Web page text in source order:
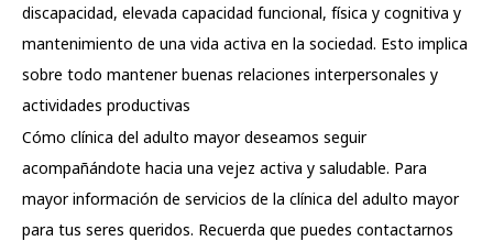
discapacidad, elevada capacidad funcional, física y cognitiva y
mantenimiento de una vida activa en la sociedad. Esto implica
sobre todo mantener buenas relaciones interpersonales y
actividades productivas
Cómo clínica del adulto mayor deseamos seguir
acompañándote hacia una vejez activa y saludable. Para
mayor información de servicios de la clínica del adulto mayor
para tus seres queridos. Recuerda que puedes contactarnos